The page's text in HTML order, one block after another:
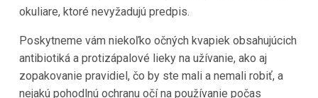
okuliare, ktoré nevyžadujú predpis.
Poskytneme vám niekoľko očných kvapiek obsahujúcich
antibiotiká a protizápalové lieky na užívanie, ako aj
zopakovanie pravidiel, čo by ste mali a nemali robiť, a
nejakú pohodlnú ochranu očí na používanie počas